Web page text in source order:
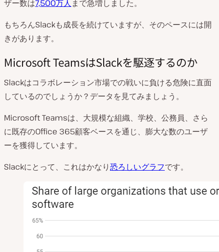
ザー数は7,500万人 まで急増しました。
もちろんSlackも成長を続けていますが、そのペースには開
きがあります。
Microsoft TeamsはSlackを駆逐するのか
Slackはコラボレーション市場での戦いに負ける危険に直面
しているのでしょうか？データを見てみましょう。
Microsoft Teamsは、大規模な組織、学校、公務員、さら
に既存のOffice 365顧客ベースを通じ、膨大な数のユーザ
ーを獲得しています。
Slackにとって、これはかなり恐ろしいグラフです。